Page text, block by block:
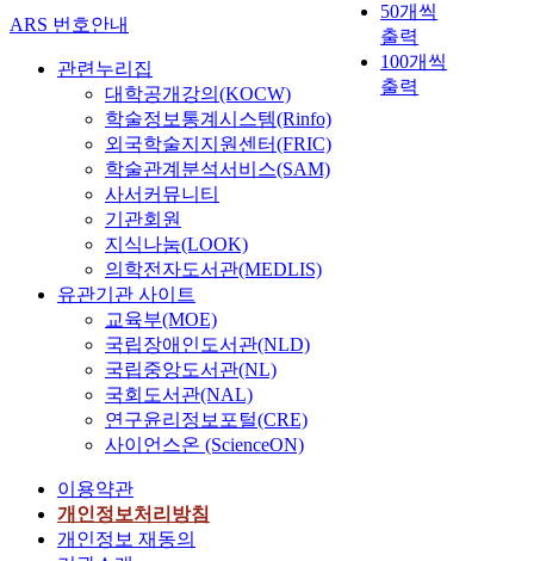
50개씩
출력
100개씩
출력
ARS 번호안내
관련누리집
대학공개강의(KOCW)
학술정보통계시스템(Rinfo)
외국학술지지원센터(FRIC)
학술관계분석서비스(SAM)
사서커뮤니티
기관회원
지식나눔(LOOK)
의학전자도서관(MEDLIS)
유관기관 사이트
교육부(MOE)
국립장애인도서관(NLD)
국립중앙도서관(NL)
국회도서관(NAL)
연구윤리정보포털(CRE)
사이언스온 (ScienceON)
이용약관
개인정보처리방침
개인정보 재동의